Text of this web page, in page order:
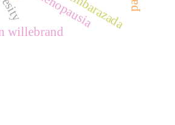
embarazada
willebrand